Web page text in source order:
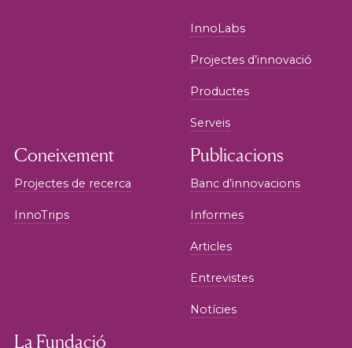
InnoLabs
Projectes d’innovació
Productes
Serveis
Coneixement
Projectes de recerca
InnoTrips
Publicacions
Banc d’innovacions
Informes
Articles
Entrevistes
Notícies
La Fundació